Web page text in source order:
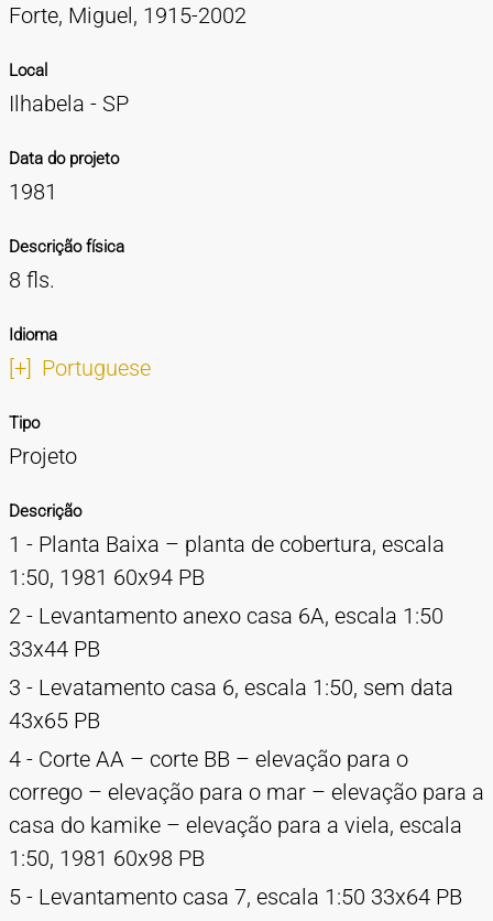
Forte, Miguel, 1915-2002
Local
Ilhabela - SP
Data do projeto
1981
Descrição física
8 fls.
Idioma
[+] Portuguese
Tipo
Projeto
Descrição
1 - Planta Baixa – planta de cobertura, escala
1:50, 1981 60x94 PB
2 - Levantamento anexo casa 6A, escala 1:50
33x44 PB
3 - Levatamento casa 6, escala 1:50, sem data
43x65 PB
4 - Corte AA – corte BB – elevação para o
corrego – elevação para o mar – elevação para a
casa do kamike – elevação para a viela, escala
1:50, 1981 60x98 PB
5 - Levantamento casa 7, escala 1:50 33x64 PB